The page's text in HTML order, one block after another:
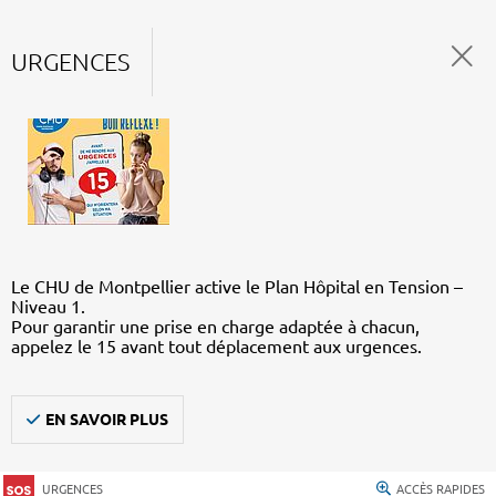
URGENCES
Le CHU de Montpellier active le Plan Hôpital en Tension –
Niveau 1.
Pour garantir une prise en charge adaptée à chacun,
appelez le 15 avant tout déplacement aux urgences.
EN SAVOIR PLUS
URGENCES ACCÈS RAPIDES